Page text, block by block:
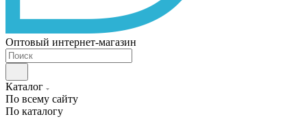
Оптовый интернет-магазин
Каталог
По всему сайту
По каталогу